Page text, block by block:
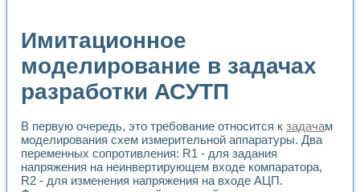
Применение NI VISION для геометрического анализа в
Система температурной стабилизации
Управление движением с помощью программно -
Определение параметров всплывающих газовых
Система управления асинхронным тиристорным
Применение средств NATIONAL INSTRUMENTS для
Разработка автоматизированного стенда для
Автоматизированный стенд рентгеновской диагностики
Высокочувствительные оптоэлектронные
Имитационное
моделирование в задачах
разработки АСУТП
В первую очередь, это требование относится к задачам
моделирования схем измерительной аппаратуры. Два
переменных сопротивления: R1 - для задания
напряжения на неинвертирующем входе компаратора,
R2 - для изменения напряжения на входе АЦП.